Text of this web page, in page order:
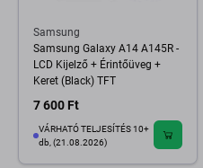
Samsung
Samsung Galaxy A14 A145R -
LCD Kijelző + Érintőüveg +
Keret (Black) TFT
7 600 Ft
VÁRHATÓ TELJESÍTÉS 10+
db, (21.08.2026)